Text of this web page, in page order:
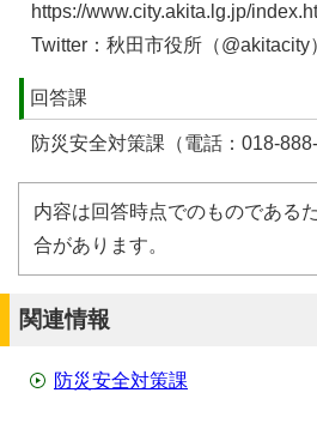
https://www.city.akita.lg.jp/
Twitter：秋田市役所（@akitacity
回答課
防災安全対策課（電話：018-888-
内容は回答時点でのものである
合があります。
関連情報
防災安全対策課